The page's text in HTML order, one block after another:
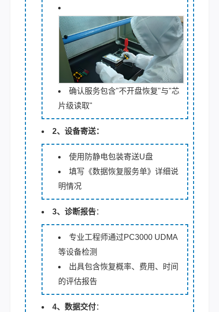
确认服务包含"不开盘恢复"与"芯
片级读取"
2、设备寄送：
使用防静电包装寄送U盘
填写《数据恢复服务单》详细说
明情况
3、诊断报告：
专业工程师通过PC3000 UDMA
等设备检测
出具包含恢复概率、费用、时间
的评估报告
4、数据交付：